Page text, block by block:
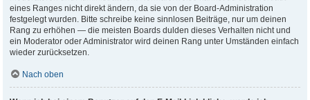
eines Ranges nicht direkt ändern, da sie von der Board-Administration
festgelegt wurden. Bitte schreibe keine sinnlosen Beiträge, nur um deinen
Rang zu erhöhen — die meisten Boards dulden dieses Verhalten nicht und
ein Moderator oder Administrator wird deinen Rang unter Umständen einfach
wieder zurücksetzen.
Nach oben